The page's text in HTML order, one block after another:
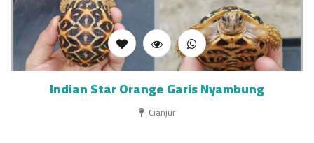
Indian Star Orange Garis Nyambung
Cianjur